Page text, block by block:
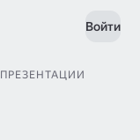
Войти
ПРЕЗЕНТАЦИИ